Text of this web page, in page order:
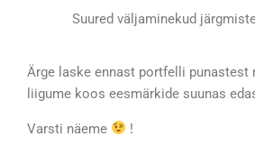
Suured väljaminekud
Ärge laske ennast portfelli punastest
liigume koos eesmärkide suunas
Varsti näeme !